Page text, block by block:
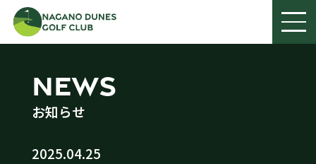
NEWS
お知らせ
2025.04.25